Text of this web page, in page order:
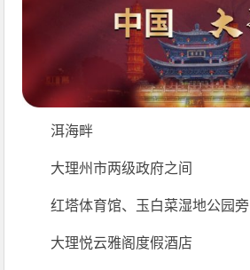
洱海畔
大理州市两级政府之间
红塔体育馆、玉白菜湿地公园旁
大理悦云雅阁度假酒店